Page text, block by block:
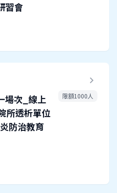
習會
場次_線上
所透析單位
防治教育
chevron_right
限額1000人